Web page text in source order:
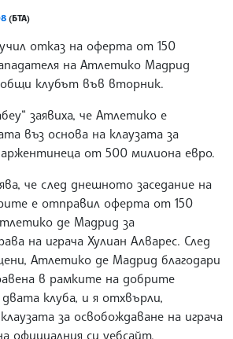
(БТА)
отказ на оферта от 150
на Атлетико Мадрид
клубът във вторник.
заявиха, че Атлетико е
въз основа на клаузата за
от 500 милиона евро.
че след днешното заседание на
е отправил оферта от 150
де Мадрид за
на играча Хулиан Алварес. След
Атлетико де Мадрид благодари
в рамките на добрите
клуба, и я отхвърли,
за освобождаване на играча
официалния си уебсайт.